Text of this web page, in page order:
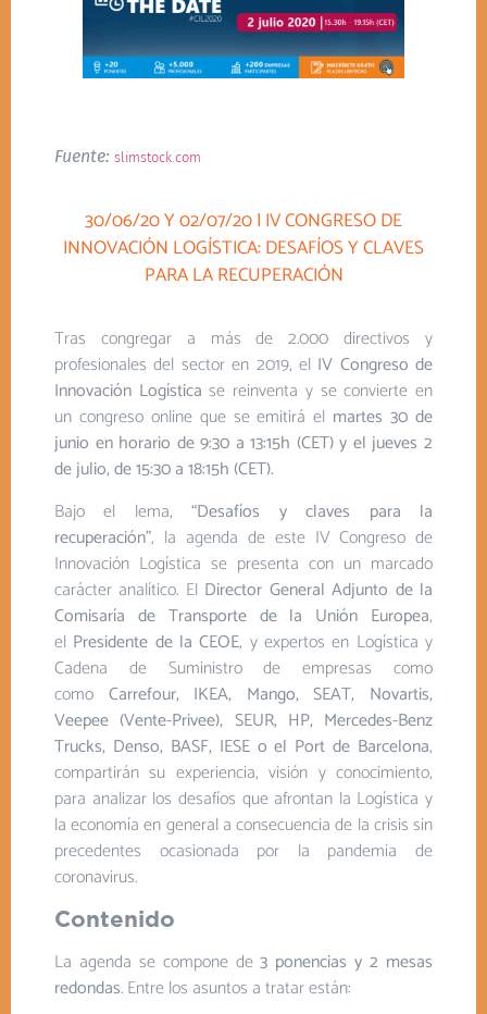
Fuente: slimstock.com
30/06/20 Y 02/07/20 | IV CONGRESO DE
INNOVACIÓN LOGÍSTICA: DESAFÍOS Y CLAVES
PARA LA RECUPERACIÓN
Tras congregar a más de 2.000 directivos y
profesionales del sector en 2019, el IV Congreso de
Innovación Logística se reinventa y se convierte en
un congreso online que se emitirá el martes 30 de
junio en horario de 9:30 a 13:15h (CET) y el jueves 2
de julio, de 15:30 a 18:15h (CET).
Bajo el lema,“Desafíos y claves para la
recuperación”, la agenda de este IV Congreso de
Innovación Logística se presenta con un marcado
carácter analítico. El Director General Adjunto de la
Comisaría de Transporte de la Unión Europea,
el Presidente de la CEOE, y expertos en Logística y
Cadena de Suministro de empresas como
como Carrefour, IKEA, Mango, SEAT, Novartis,
Veepee (Vente-Privee), SEUR, HP, Mercedes-Benz
Trucks, Denso, BASF, IESE o el Port de Barcelona,
compartirán su experiencia, visión y conocimiento,
para analizar los desafíos que afrontan la Logística y
la economía en general a consecuencia de la crisis sin
precedentes ocasionada por la pandemia de
coronavirus.
Contenido
La agenda se compone de3 ponencias y 2 mesas
redondas. Entre los asuntos a tratar están: